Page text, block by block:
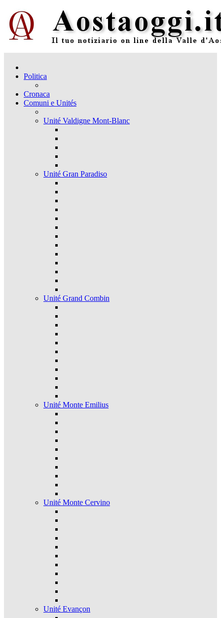
Politica
Cronaca
Comuni e Unités
Unité Valdigne Mont-Blanc
Unité Gran Paradiso
Unité Grand Combin
Unité Monte Emilius
Unité Monte Cervino
Unité Evançon